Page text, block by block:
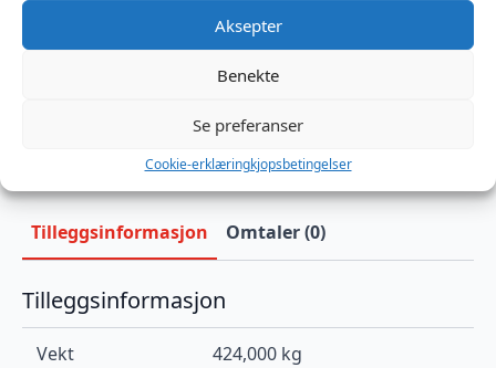
Aksepter
Benekte
Se preferanser
Cookie-erklæringkjopsbetingelser
Penispump Legg I Handlekurv
Tilleggsinformasjon Omtaler (0)
Tilleggsinformasjon
Vekt 424,000 kg